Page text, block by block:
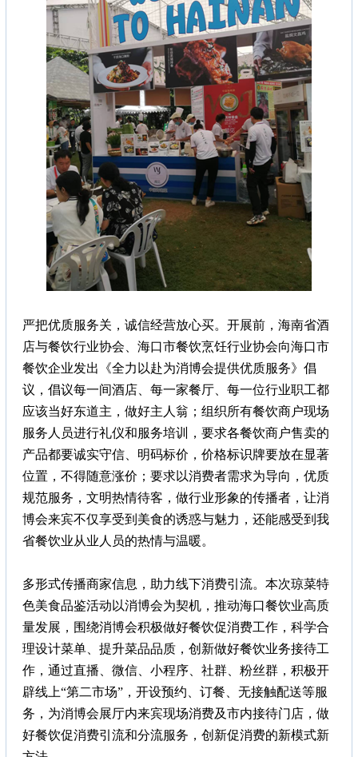
严把优质服务关，诚信经营放心买。开展前，海南省酒
店与餐饮行业协会、海口市餐饮烹饪行业协会向海口市
餐饮企业发出《全力以赴为消博会提供优质服务》倡
议，倡议每一间酒店、每一家餐厅、每一位行业职工都
应该当好东道主，做好主人翁；组织所有餐饮商户现场
服务人员进行礼仪和服务培训，要求各餐饮商户售卖的
产品都要诚实守信、明码标价，价格标识牌要放在显著
位置，不得随意涨价；要求以消费者需求为导向，优质
规范服务，文明热情待客，做行业形象的传播者，让消
博会来宾不仅享受到美食的诱惑与魅力，还能感受到我
省餐饮业从业人员的热情与温暖。
多形式传播商家信息，助力线下消费引流。本次琼菜特
色美食品鉴活动以消博会为契机，推动海口餐饮业高质
量发展，围绕消博会积极做好餐饮促消费工作，科学合
理设计菜单、提升菜品品质，创新做好餐饮业务接待工
作，通过直播、微信、小程序、社群、粉丝群，积极开
辟线上“第二市场”，开设预约、订餐、无接触配送等服
务，为消博会展厅内来宾现场消费及市内接待门店，做
好餐饮促消费引流和分流服务，创新促消费的新模式新